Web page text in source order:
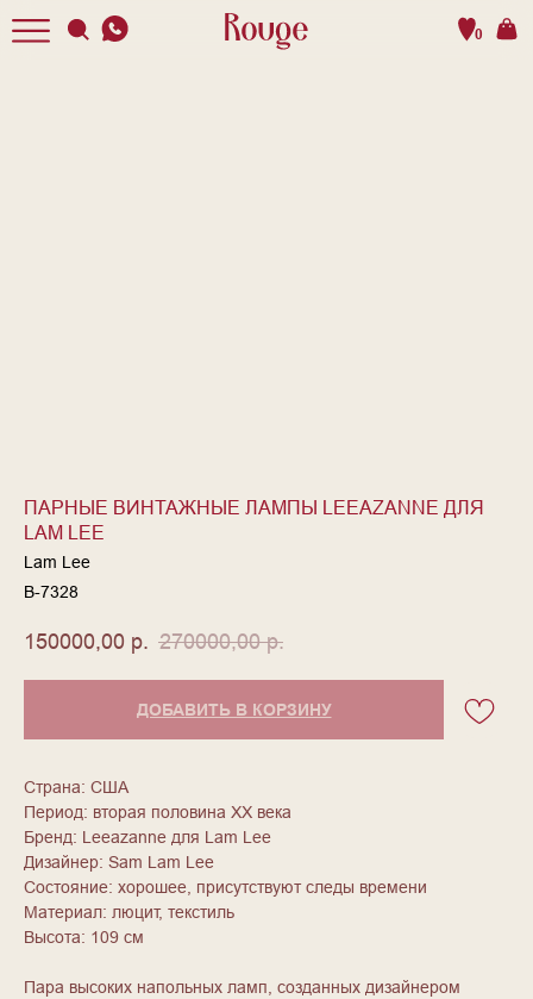
0
ПАРНЫЕ ВИНТАЖНЫЕ ЛАМПЫ LEEАZANNE ДЛЯ
LAM LEE
Lam Lee
В-7328
150000,00 р. 270000,00 р.
ДОБАВИТЬ В КОРЗИНУ
Страна: США
Период: вторая половина ХХ века
Бренд: Leeаzanne для Lam Lee
Дизайнер: Sam Lam Lee
Состояние: хорошее, присутствуют следы времени
Материал: люцит, текстиль
Высота: 109 см
Пара высоких напольных ламп, созданных дизайнером